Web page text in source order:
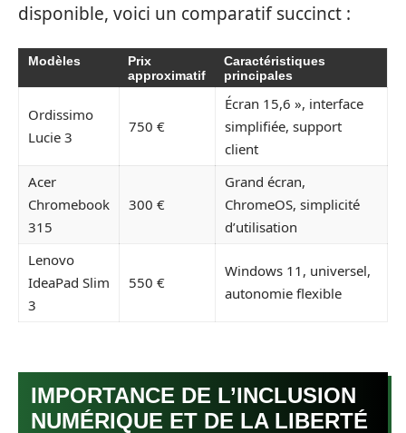
disponible, voici un comparatif succinct :
Modèles
Prix
approximatif
Caractéristiques
principales
Ordissimo
Lucie 3
750 €
Écran 15,6 », interface
simplifiée, support
client
Acer
Chromebook
315
300 €
Grand écran,
ChromeOS, simplicité
d’utilisation
Lenovo
IdeaPad Slim
3
550 €
Windows 11, universel,
autonomie flexible
IMPORTANCE DE L’INCLUSION
NUMÉRIQUE ET DE LA LIBERTÉ